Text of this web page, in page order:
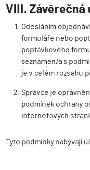
VIII. Závěrečná
Odesláním
formuláře nebo
poptávkového
seznámen/a s
je v celém rozsahu
Správce je
podmínek ochrany
internetových
Tyto podmínky nabývají